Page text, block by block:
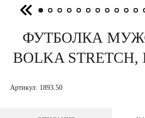
ФУТБОЛКА
BOLKA
Артикул: 1893.50